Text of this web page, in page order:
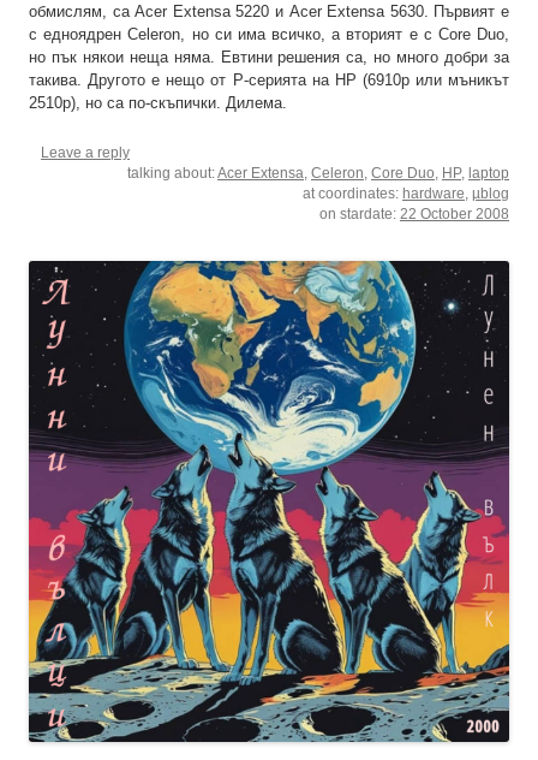
обмислям, са Acer Extensa 5220 и Acer Extensa 5630. Първият е
с едноядрен Celeron, но си има всичко, а вторият е с Core Duo,
но пък някои неща няма. Евтини решения са, но много добри за
такива. Другото е нещо от P-серията на HP (6910p или мъникът
2510p), но са по-скъпички. Дилема.
Leave a reply
talking about:Acer Extensa Celeron Core Duo HP,
laptop
at coordinates: hardware µblog
on stardate: 22 October 2008